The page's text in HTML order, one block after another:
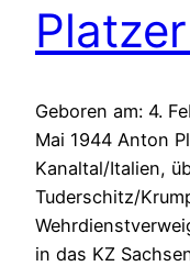
Geboren am: 4.
Mai 1944 Anton
Kanaltal/Italien,
Tuderschitz/
in das KZ